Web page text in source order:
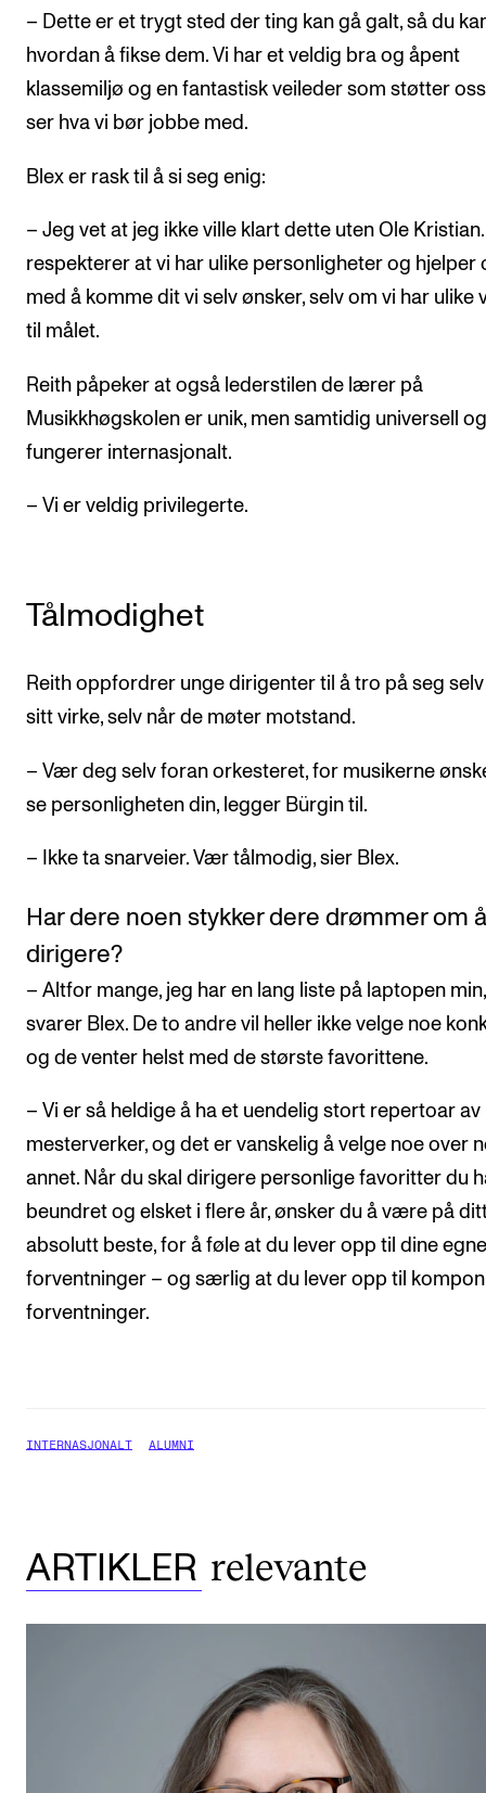
– Dette er et trygt sted der ting kan gå galt, så du
hvordan å fikse dem. Vi har et veldig bra og åpent
klassemiljø og en fantastisk veileder som støtter
ser hva vi bør jobbe med.
Blex er rask til å si seg enig:
– Jeg vet at jeg ikke ville klart dette uten Ole
respekterer at vi har ulike personligheter og hjelper
med å komme dit vi selv ønsker, selv om vi har ulike
til målet.
Reith påpeker at også lederstilen de lærer på
Musikkhøgskolen er unik, men samtidig universell og
fungerer internasjonalt.
– Vi er veldig privilegerte.
Tålmodighet
Reith oppfordrer unge dirigenter til å tro på seg
sitt virke, selv når de møter motstand.
– Vær deg selv foran orkesteret, for musikerne
se personligheten din, legger Bürgin til.
– Ikke ta snarveier. Vær tålmodig, sier Blex.
Har dere noen stykker dere drømmer om å
dirigere?
– Altfor mange, jeg har en lang liste på laptopen min,
svarer Blex. De to andre vil heller ikke velge noe
og de venter helst med de største favorittene.
– Vi er så heldige å ha et uendelig stort repertoar av
mesterverker, og det er vanskelig å velge noe over
annet. Når du skal dirigere personlige favoritter du
beundret og elsket i flere år, ønsker du å være på
absolutt beste, for å føle at du lever opp til dine egne
forventninger – og særlig at du lever opp til
forventninger.
INTERNASJONALT ALUMNI
ARTIKLER relevante